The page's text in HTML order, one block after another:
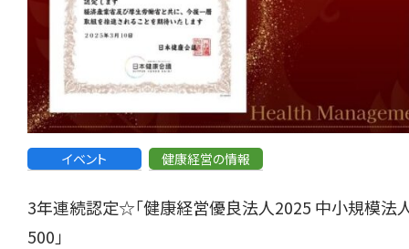
イベント 健康経営の情報
3年連続認定☆「健康経営優良法人2025 中小規模法
500」